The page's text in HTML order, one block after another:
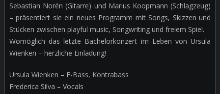
Sebastian Norén (Gitarre) und Marius Koopmann (Schlagzeug)
– präsentiert sie ein neues Programm mit Songs, Skizzen und
Stücken zwischen playful music, Songwriting und freiem Spiel.
Womöglich das letzte Bachelorkonzert im Leben von Ursula
Wienken – herzliche Einladung!
Ursula Wienken – E-Bass, Kontrabass
Frederica Silva – Vocals